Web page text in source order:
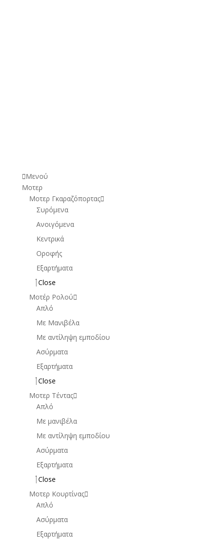
Μενού
Μοτερ
Μοτερ Γκαραζόπορτας
Συρόμενα
Ανοιγόμενα
Κεντρικά
Οροφής
Εξαρτήματα
Close
Μοτέρ Ρολού
Απλό
Mε Μανιβέλα
Με αντίληψη εμποδίου
Ασύρματα
Εξαρτήματα
Close
Μοτερ Τέντας
Απλό
Με μανιβέλα
Με αντίληψη εμποδίου
Ασύρματα
Εξαρτήματα
Close
Μοτερ Κουρτίνας
Απλό
Ασύρματα
Εξαρτήματα